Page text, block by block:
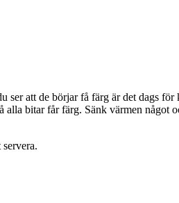
ser att de börjar få färg är det dags för
bitar får färg. Sänk värmen något